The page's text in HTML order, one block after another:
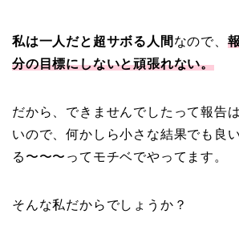
私は一人だと超サボる人間 なので、
分の目標にしないと頑張れない。
だから、できませんでしたって報告
いので、何かしら小さな結果でも良
る〜〜〜ってモチベでやってます。
そんな私だからでしょうか？